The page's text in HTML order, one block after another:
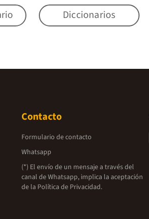
Diccionarios
Contacto
Formulario de contacto
Whatsapp
(*) El envío de un mensaje a través del
canal de Whatsapp, implica la aceptación
de la Política de Privacidad.